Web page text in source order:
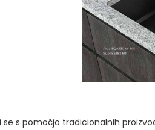
s pomočjo tradicionalnih